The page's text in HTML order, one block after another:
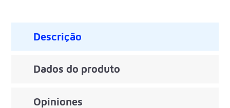
Descrição
Dados do produto
Opiniones